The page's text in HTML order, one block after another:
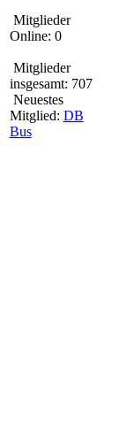
Mitglieder
Online: 0
Mitglieder
insgesamt: 707
Neuestes
Mitglied: DB
Bus